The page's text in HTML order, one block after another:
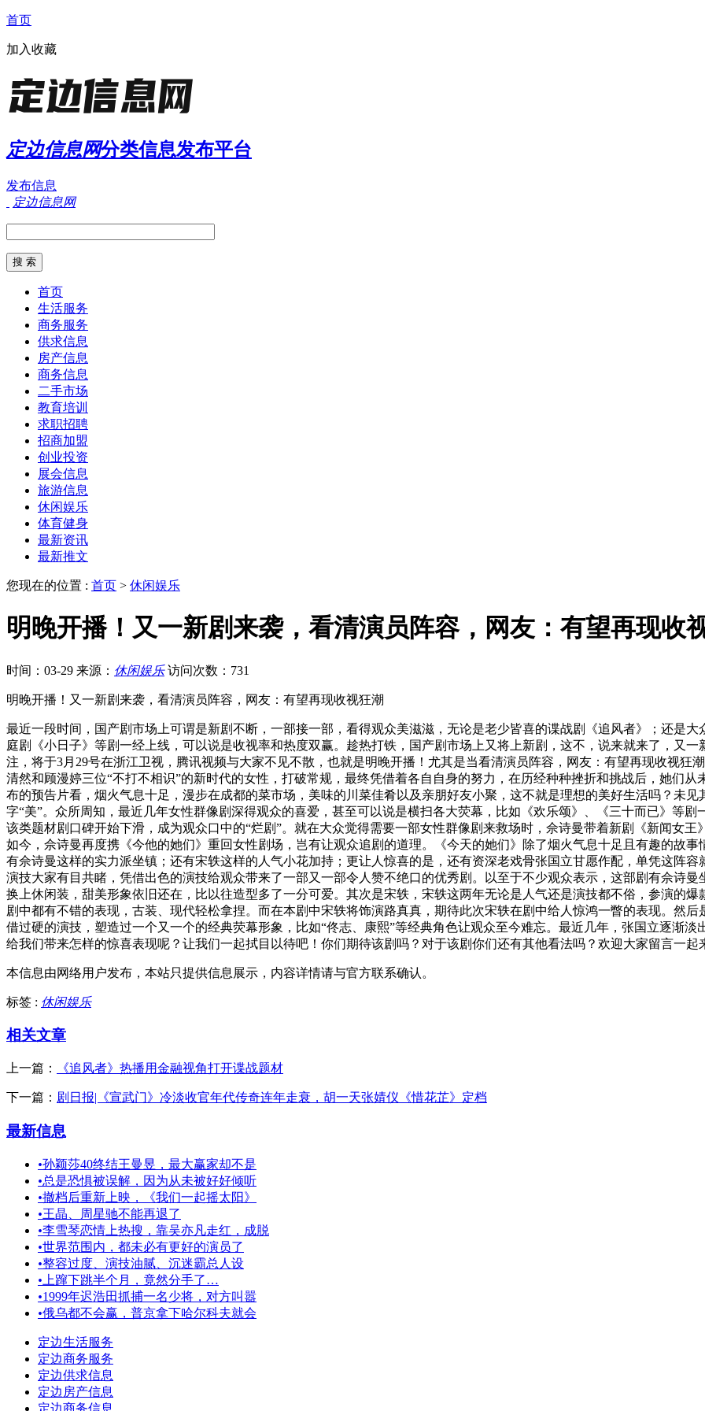
首页
加入收藏
定边信息网分类信息发布平台
发布信息
定边信息网
首页
生活服务
商务服务
供求信息
房产信息
商务信息
二手市场
教育培训
求职招聘
招商加盟
创业投资
展会信息
旅游信息
休闲娱乐
体育健身
最新资讯
最新推文
您现在的位置 : 首页 > 休闲娱乐
明晚开播！又一新剧来袭，看清演员阵容，网友：有望再现收
时间：03-29 来源： 休闲娱乐 访问次数：731
明晚开播！又一新剧来袭，看清演员阵容，网友：有望再现收视狂潮
最近一段时间，国产剧市场上可谓是新剧不断，一部接一部，看得观众美滋滋，无论是老少皆喜的谍战剧《追风者》；还是
庭剧《小日子》等剧一经上线，可以说是收视率和热度双赢。趁热打铁，国产剧市场上又将上新剧，这不，说来就来了，又
注，将于3月29号在浙江卫视，腾讯视频与大家不见不散，也就是明晚开播！尤其是当看清演员阵容，网友：有望再现收视狂
清然和顾漫婷三位“不打不相识”的新时代的女性，打破常规，最终凭借着各自自身的努力，在历经种种挫折和挑战后，她们
布的预告片看，烟火气息十足，漫步在成都的菜市场，美味的川菜佳肴以及亲朋好友小聚，这不就是理想的美好生活吗？未
字“美”。众所周知，最近几年女性群像剧深得观众的喜爱，甚至可以说是横扫各大荧幕，比如《欢乐颂》、《三十而已》等
该类题材剧口碑开始下滑，成为观众口中的“烂剧”。就在大众觉得需要一部女性群像剧来救场时，佘诗曼带着新剧《新闻女
如今，佘诗曼再度携《今他的她们》重回女性剧场，岂有让观众追剧的道理。《今天的她们》除了烟火气息十足且有趣的故
有佘诗曼这样的实力派坐镇；还有宋轶这样的人气小花加持；更让人惊喜的是，还有资深老戏骨张国立甘愿作配，单凭这阵
演技大家有目共睹，凭借出色的演技给观众带来了一部又一部令人赞不绝口的优秀剧。以至于不少观众表示，这部剧有佘诗
换上休闲装，甜美形象依旧还在，比以往造型多了一分可爱。其次是宋轶，宋轶这两年无论是人气还是演技都不俗，参演的
剧中都有不错的表现，古装、现代轻松拿捏。而在本剧中宋轶将饰演路真真，期待此次宋轶在剧中给人惊鸿一瞥的表现。然
借过硬的演技，塑造过一个又一个的经典荧幕形象，比如“佟志、康熙”等经典角色让观众至今难忘。最近几年，张国立逐渐
给我们带来怎样的惊喜表现呢？让我们一起拭目以待吧！你们期待该剧吗？对于该剧你们还有其他看法吗？欢迎大家留言一起
本信息由网络用户发布， 本站只提供信息展示，内容详情请与官方联系确认。
标签 : 休闲娱乐
相关文章
上一篇： 《追风者》热播用金融视角打开谍战题材
下一篇： 剧日报|《宣武门》冷淡收官年代传奇连年走衰，胡一天张婧仪《惜花芷》定档
最新信息
•孙颖莎40终结王曼昱，最大赢家却不是
•总是恐惧被误解，因为从未被好好倾听
•撤档后重新上映，《我们一起摇太阳》
•王晶、周星驰不能再退了
•李雪琴恋情上热搜，靠吴亦凡走红，成脱
•世界范围内，都未必有更好的演员了
•整容过度、演技油腻、沉迷霸总人设
• 上蹿下跳半个月，竟然分手了…
•1999年迟浩田抓捕一名少将，对方叫嚣
•俄乌都不会赢，普京拿下哈尔科夫就会
定边生活服务
定边商务服务
定边供求信息
定边房产信息
定边商务信息